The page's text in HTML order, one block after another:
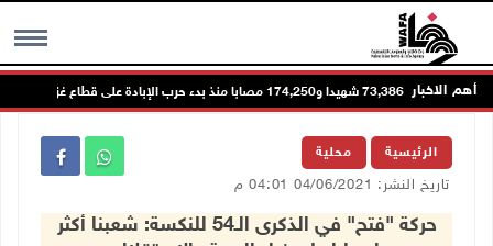
MENU أهم الاخبار73,386 شهيدا و174,250 مصابا منذ بدء حرب الإبادة على قطاع غزة
الرئيسية محلية
تاريخ النشر: 04/06/2021 04:01 م
حركة "فتح" في الذكرى الـ54 للنكسة: شعبنا أكثر